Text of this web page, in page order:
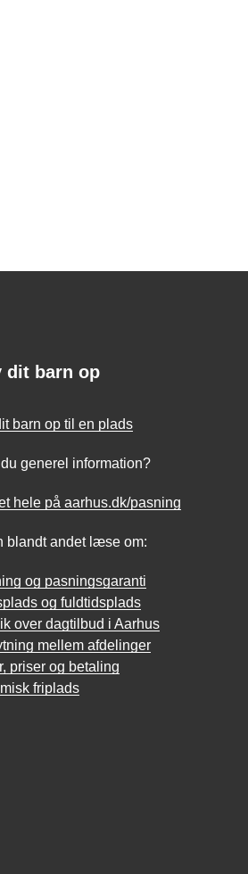
dit barn op
barn op til en plads
generel information?
hele på aarhus.dk/pasning
blandt andet læse om:
og pasningsgaranti
og fuldtidsplads
over dagtilbud i Aarhus
mellem afdelinger
priser og betaling
friplads